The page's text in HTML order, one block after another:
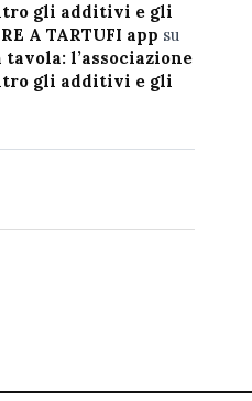
gli additivi e gli
A TARTUFI app su
l’associazione
gli additivi e gli